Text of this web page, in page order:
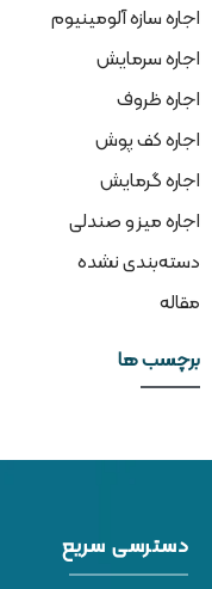
اجاره سازه آلومینیوم
اجاره سرمایش
اجاره ظروف
اجاره کف پوش
اجاره گرمایش
اجاره میز و صندلی
دسته‌بندی نشده
مقاله
برچسب ها
دسترسی سریع